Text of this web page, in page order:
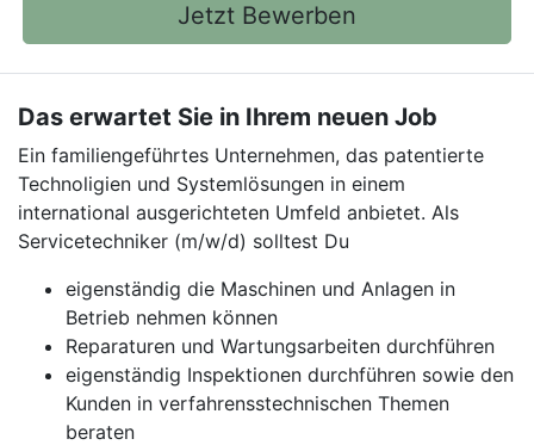
Jetzt Bewerben
Das erwartet Sie in Ihrem neuen Job
Ein familiengeführtes Unternehmen, das patentierte
Technoligien und Systemlösungen in einem
international ausgerichteten Umfeld anbietet. Als
Servicetechniker (m/w/d) solltest Du
eigenständig die Maschinen und Anlagen in
Betrieb nehmen können
Reparaturen und Wartungsarbeiten durchführen
eigenständig Inspektionen durchführen sowie den
Kunden in verfahrensstechnischen Themen
beraten